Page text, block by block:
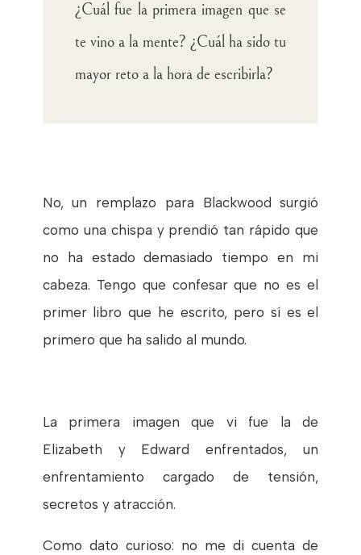
¿Cuál fue la primera imagen que se
te vino a la mente? ¿Cuál ha sido tu
mayor reto a la hora de escribirla?
No, un remplazo para Blackwood surgió
como una chispa y prendió tan rápido que
no ha estado demasiado tiempo en mi
cabeza. Tengo que confesar que no es el
primer libro que he escrito, pero sí es el
primero que ha salido al mundo.
La primera imagen que vi fue la de
Elizabeth y Edward enfrentados, un
enfrentamiento cargado de tensión,
secretos y atracción.
Como dato curioso: no me di cuenta de